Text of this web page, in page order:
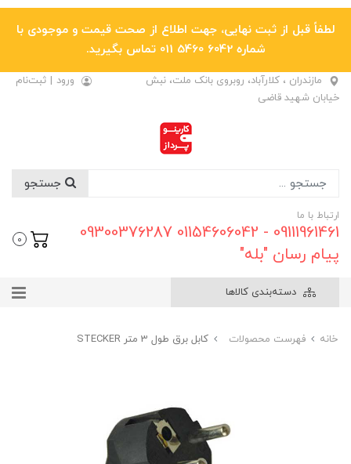
لطفاً قبل از ثبت نهایی، جهت اطلاع از صحت قیمت و موجودی با
شماره 6042 5460 011 تماس بگیرید.
مازندران ، کلارآباد، روبروی بانک ملت، نبش
خیابان شهید قاضی
ورود | ثبت‌نام
ارتباط با ما
09111961461 - 01154606042 09300376287
پیام رسان "بله"
0
دسته‌بندی کالاها
خانه فهرست محصولات کابل برق طول 3 متر STECKER